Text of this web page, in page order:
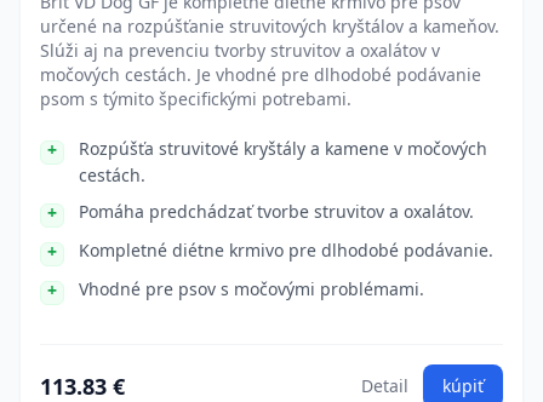
určené na rozpúšťanie struvitových kryštálov a kameňov.
Slúži aj na prevenciu tvorby struvitov a oxalátov v
močových cestách. Je vhodné pre dlhodobé podávanie
psom s týmito špecifickými potrebami.
Rozpúšťa struvitové kryštály a kamene v močových
cestách.
Pomáha predchádzať tvorbe struvitov a oxalátov.
Kompletné diétne krmivo pre dlhodobé podávanie.
Vhodné pre psov s močovými problémami.
113.83 € Detail kúpiť